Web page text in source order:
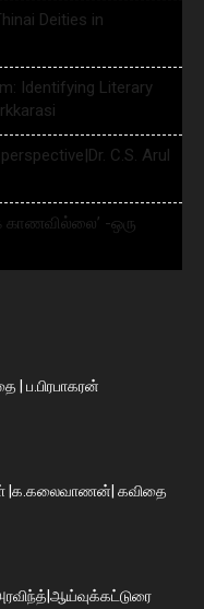
Deities in
Identifying Literary
C.S. Arul
காணவில்லை’ -ஒரு
| ப.பிரபாகரன்
|க.கலைவாணன்| கவிதை